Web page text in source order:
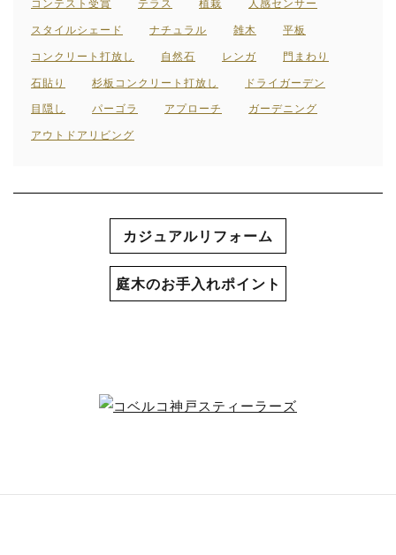
コンテスト受賞 テラス 植栽 人感センサー
スタイルシェード ナチュラル 雑木 平板
コンクリート打放し 自然石 レンガ 門まわり
石貼り 杉板コンクリート打放し ドライガーデン
目隠し パーゴラ アプローチ ガーデニング
アウトドアリビング
カジュアルリフォーム
庭木のお手入れポイント